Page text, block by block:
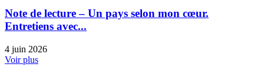
Note de lecture – Un pays selon mon cœur.
Entretiens avec...
4 juin 2026
Voir plus